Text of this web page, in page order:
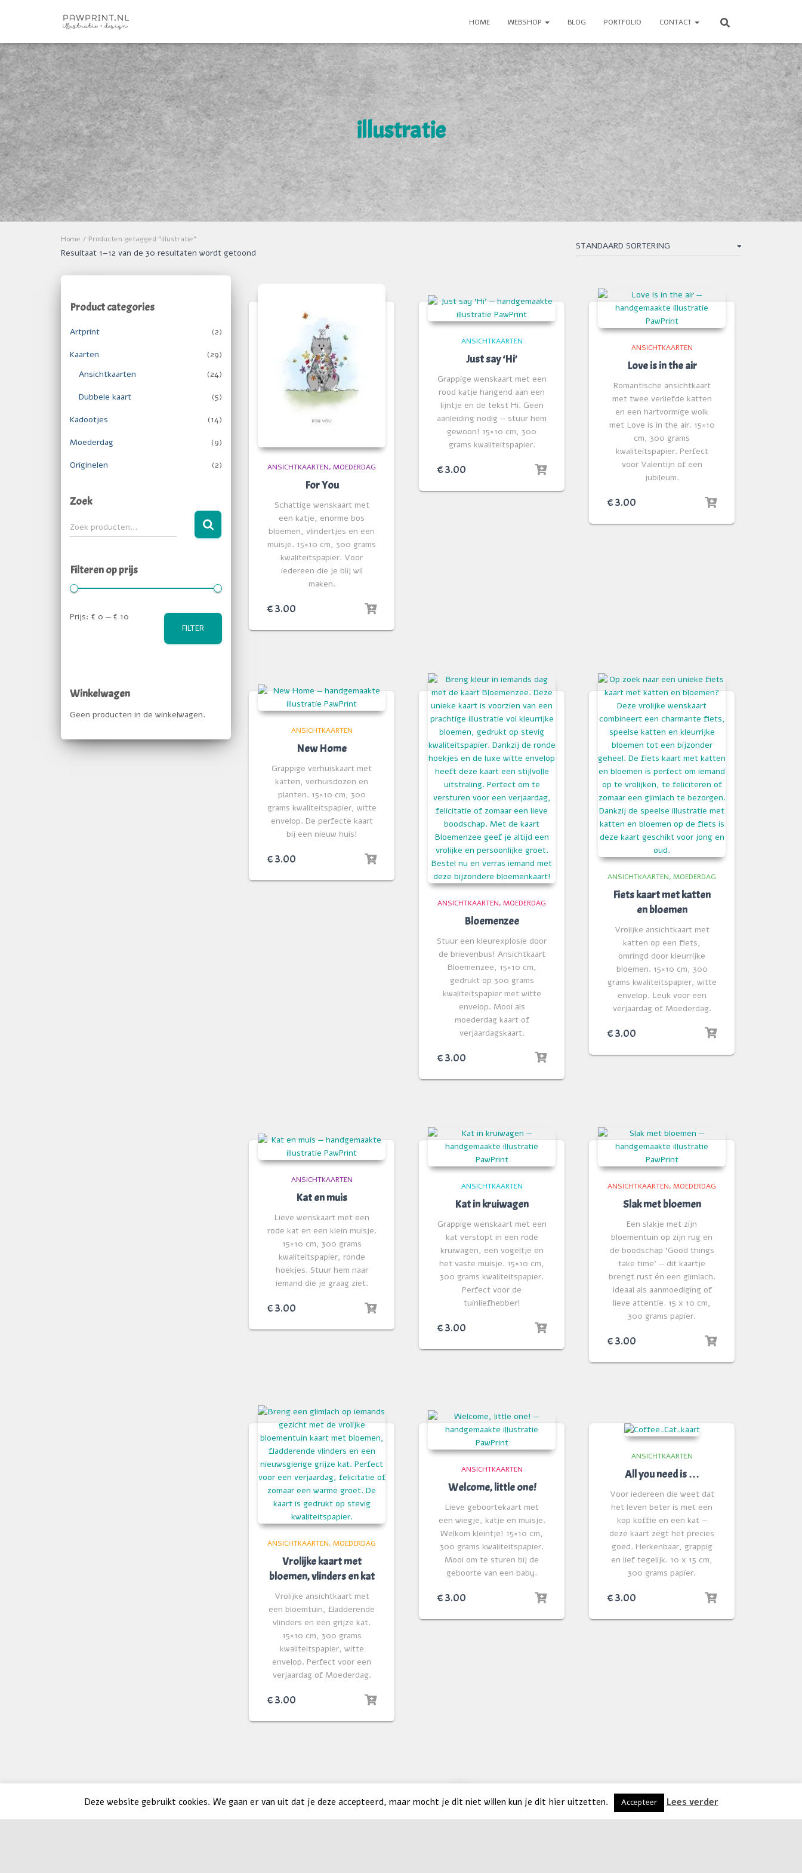
HOME WEBSHOP BLOG PORTFOLIO CONTACT
illustratie
Home / Producten getagged “illustratie”
Resultaat 1–12 van de 30 resultaten wordt getoond
Product categories
Artprint
(2)
Kaarten
(29)
Ansichtkaarten
(24)
Dubbele kaart
(5)
Kadootjes
(14)
Moederdag
(9)
Originelen
(2)
Zoek
Zoek producten…
Filteren op prijs
FILTER
Prijs: € 0 — € 10
Winkelwagen
Geen producten in de winkelwagen.
ANSICHTKAARTEN MOEDERDAG
For You
Schattige wenskaart met
een katje, enorme bos
bloemen, vlindertjes en een
muisje. 15×10 cm, 300 grams
kwaliteitspapier. Voor
iedereen die je blij wil
maken.
€3.00
ANSICHTKAARTEN
Just say ‘Hi’
Grappige wenskaart met een
rood katje hangend aan een
lijntje en de tekst Hi. Geen
aanleiding nodig — stuur hem
gewoon! 15×10 cm, 300
grams kwaliteitspapier.
€3.00
ANSICHTKAARTEN
Love is in the air
Romantische ansichtkaart
met twee verliefde katten
en een hartvormige wolk
met Love is in the air. 15×10
cm, 300 grams
kwaliteitspapier. Perfect
voor Valentijn of een
jubileum.
€3.00
ANSICHTKAARTEN
New Home
Grappige verhuiskaart met
katten, verhuisdozen en
planten. 15×10 cm, 300
grams kwaliteitspapier, witte
envelop. De perfecte kaart
bij een nieuw huis!
€3.00
ANSICHTKAARTEN MOEDERDAG
Bloemenzee
Stuur een kleurexplosie door
de brievenbus! Ansichtkaart
Bloemenzee, 15×10 cm,
gedrukt op 300 grams
kwaliteitspapier met witte
envelop. Mooi als
moederdag kaart of
verjaardagskaart.
€3.00
ANSICHTKAARTEN MOEDERDAG
Fiets kaart met katten
en bloemen
Vrolijke ansichtkaart met
katten op een fiets,
omringd door kleurrijke
bloemen. 15×10 cm, 300
grams kwaliteitspapier, witte
envelop. Leuk voor een
verjaardag of Moederdag.
€3.00
ANSICHTKAARTEN
Kat en muis
Lieve wenskaart met een
rode kat en een klein muisje.
15×10 cm, 300 grams
kwaliteitspapier, ronde
hoekjes. Stuur hem naar
iemand die je graag ziet.
€3.00
ANSICHTKAARTEN
Kat in kruiwagen
Grappige wenskaart met een
kat verstopt in een rode
kruiwagen, een vogeltje en
het vaste muisje. 15×10 cm,
300 grams kwaliteitspapier.
Perfect voor de
tuinliefhebber!
€3.00
ANSICHTKAARTEN MOEDERDAG
Slak met bloemen
Een slakje met zijn
bloementuin op zijn rug en
de boodschap ‘Good things
take time’ — dit kaartje
brengt rust én een glimlach.
Ideaal als aanmoediging of
lieve attentie. 15 x 10 cm,
300 grams papier.
€3.00
ANSICHTKAARTEN MOEDERDAG
Vrolijke kaart met
bloemen, vlinders en kat
Vrolijke ansichtkaart met
een bloemtuin, fladderende
vlinders en een grijze kat.
15×10 cm, 300 grams
kwaliteitspapier, witte
envelop. Perfect voor een
verjaardag of Moederdag.
€3.00
ANSICHTKAARTEN
Welcome, little one!
Lieve geboortekaart met
een wiegje, katje en muisje.
Welkom kleintje! 15×10 cm,
300 grams kwaliteitspapier.
Mooi om te sturen bij de
geboorte van een baby.
€3.00
ANSICHTKAARTEN
All you need is …
Voor iedereen die weet dat
het leven beter is met een
kop koffie en een kat —
deze kaart zegt het precies
goed. Herkenbaar, grappig
en lief tegelijk. 10 x 15 cm,
300 grams papier.
€3.00
Deze website gebruikt cookies. We gaan er van uit dat je deze accepteerd, maar mocht je dit niet willen kun je dit hier uitzetten. Accepteer Lees verder